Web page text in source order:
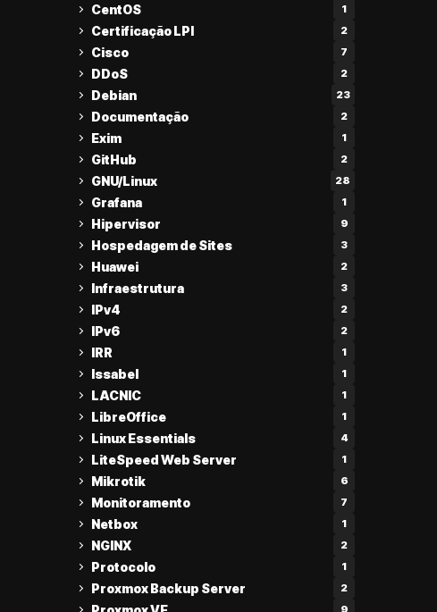
CentOS 1
Certificação LPI 2
Cisco 7
DDoS 2
Debian 23
Documentação 2
Exim 1
GitHub 2
GNU/Linux 28
Grafana 1
Hipervisor 9
Hospedagem de Sites 3
Huawei 2
Infraestrutura 3
IPv4 2
IPv6 2
IRR 1
Issabel 1
LACNIC 1
LibreOffice 1
Linux Essentials 4
LiteSpeed Web Server 1
Mikrotik 6
Monitoramento 7
Netbox 1
NGINX 2
Protocolo 1
Proxmox Backup Server 2
9